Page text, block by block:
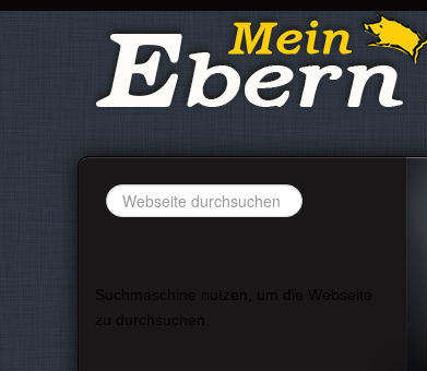
Suchen
...
Suchmaschine nutzen, um die Webseite
zu durchsuchen.